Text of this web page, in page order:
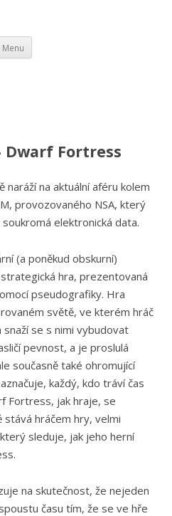
Menu
Dwarf Fortress
naráží na aktuální aféru kolem
provozovaného NSA, který
elektronická data.
(a poněkud obskurní)
hra, prezentovaná
pseudografiky. Hra
světě, ve kterém hráč
se s nimi vybudovat
pevnost, a je proslulá
současně také ohromující
každý, kdo tráví čas
Fortress, jak hraje, se
hráčem hry, velmi
sleduje, jak jeho herní
na skutečnost, že nejeden
času tím, že se ve hře